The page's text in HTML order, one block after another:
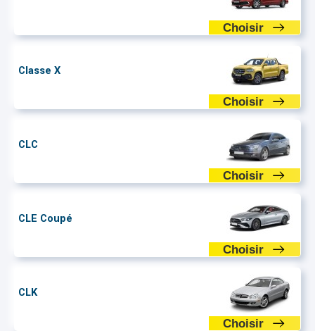
Choisir
Classe X
Choisir
CLC
Choisir
CLE Coupé
Choisir
CLK
Choisir